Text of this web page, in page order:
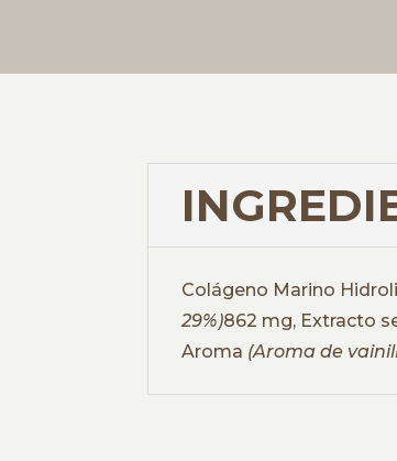
Colágeno Marino
29%)862 mg, Extracto
Aroma (Aroma de